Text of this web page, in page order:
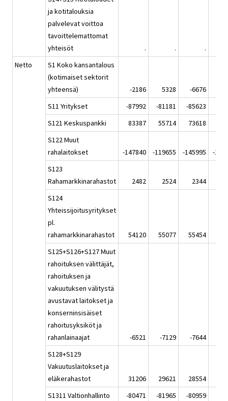
ja kotitalouksia
palvelevat voittoa
tavoittelemattomat
yhteisöt
. .
.
Netto
S1 Koko kansantalous
(kotimaiset sektorit
yhteensä)
-2186 5328 -6676
S11 Yritykset
-87992 -81181 -85623
S121 Keskuspankki
83387 55714 73618
S122 Muut
rahalaitokset
-147840 -119655 -145995
-
S123
Rahamarkkinarahastot
2482 2524 2344
S124
Yhteissijoitusyritykset
pl.
rahamarkkinarahastot
54120 55077 55454
S125+S126+S127 Muut
rahoituksen välittäjät,
rahoituksen ja
vakuutuksen välitystä
avustavat laitokset ja
konserninsisäiset
rahoitusyksiköt ja
rahanlainaajat
-6521 -7129 -7644
S128+S129
Vakuutuslaitokset ja
eläkerahastot
31206 29621 28554
S1311 Valtionhallinto
-80471 -81965 -80959